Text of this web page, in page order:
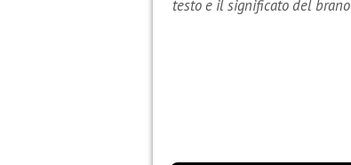
testo e il significato del brano